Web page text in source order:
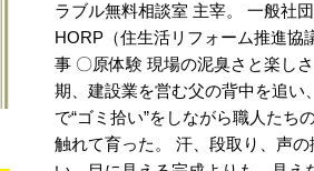
ラブル無料相談室 主宰。 一般社
HORP（住生活リフォーム推進協
事 〇原体験 現場の泥臭さと楽し
期、建設業を営む父の背中を追い
で“ゴミ拾い”をしながら職人たち
触れて育った。 汗、段取り、声の